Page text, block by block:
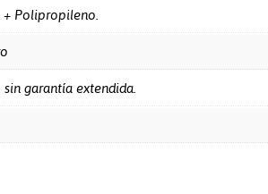
Polipropileno.
sin garantía extendida.